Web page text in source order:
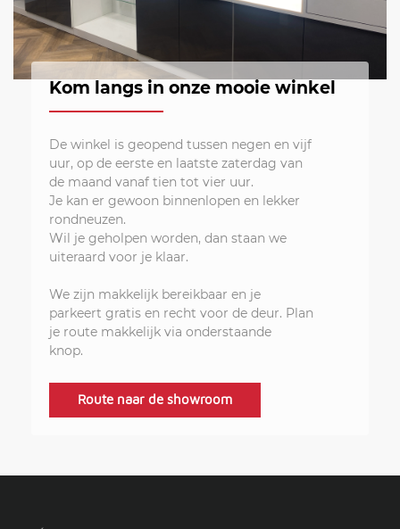
Kom langs in onze mooie winkel
De winkel is geopend tussen negen en vijf
uur, op de eerste en laatste zaterdag van
de maand vanaf tien tot vier uur.
Je kan er gewoon binnenlopen en lekker
rondneuzen.
Wil je geholpen worden, dan staan we
uiteraard voor je klaar.
We zijn makkelijk bereikbaar en je
parkeert gratis en recht voor de deur. Plan
je route makkelijk via onderstaande
knop.
Route naar de showroom